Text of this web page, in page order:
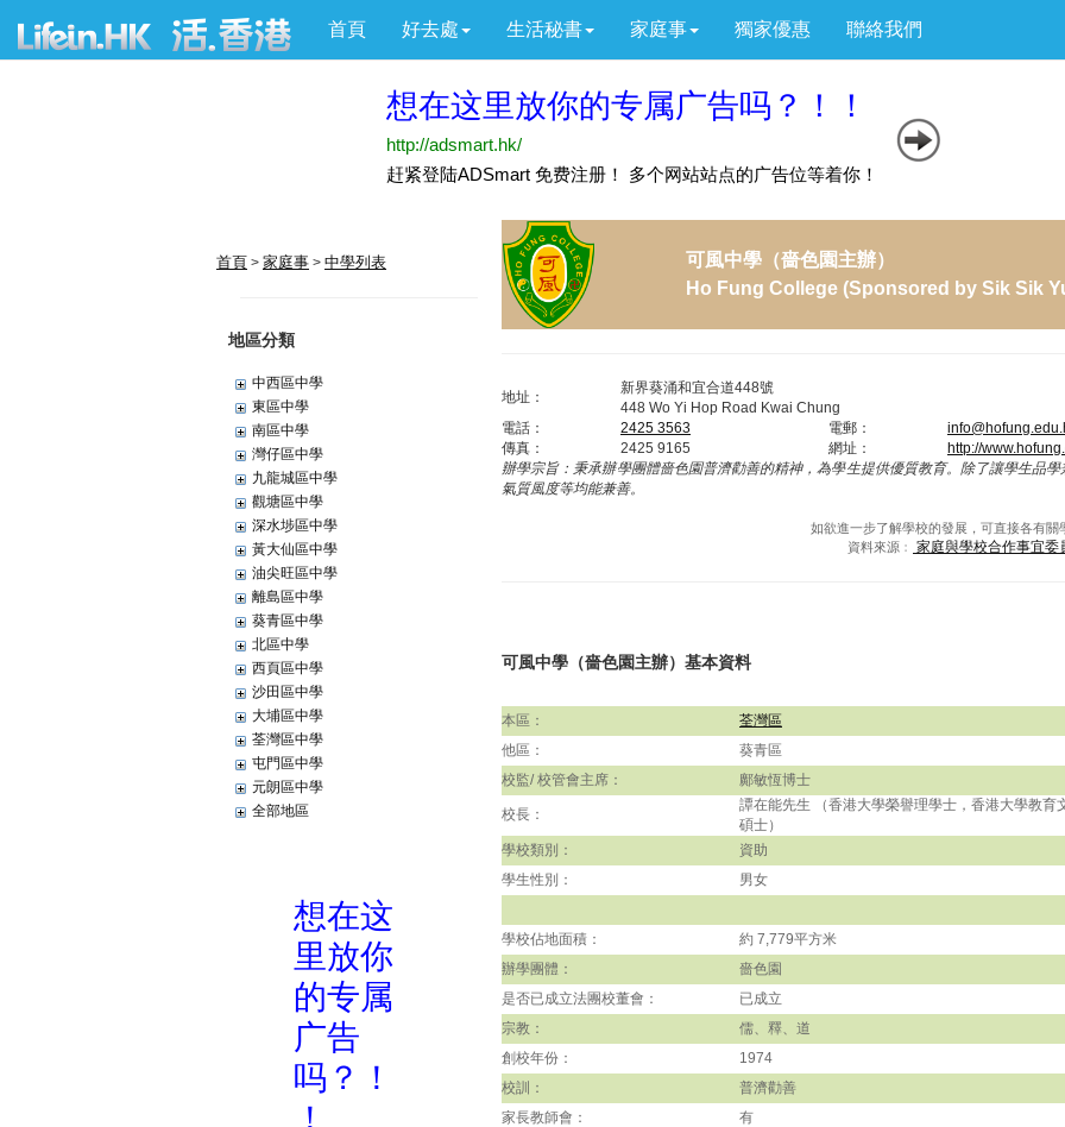
首頁 好去處 生活秘書 家庭事 獨家優惠 聯絡我們
首頁 > 家庭事 > 中學列表
地區分類
中西區中學
東區中學
南區中學
灣仔區中學
九龍城區中學
觀塘區中學
深水埗區中學
黃大仙區中學
油尖旺區中學
離島區中學
葵青區中學
北區中學
西頁區中學
沙田區中學
大埔區中學
荃灣區中學
屯門區中學
元朗區中學
全部地區
可風中學（嗇色園主辦）
Ho Fung College (Sponsored by Sik Sik
地址：
新界葵涌和宜合道448號
448 Wo Yi Hop Road Kwai Chung
電話：
2425 3563 電郵：
傳真：
2425 9165 網址：
http://
辦學宗旨： 秉承辦學團體嗇色園普濟勸善的精神，為學生提供優質教育。除了讓學生品
氣質風度等均能兼善。
如欲進一步了解學校的發展，可直接各有關
資料來源﹕
家庭與學校合作事宜委
可風中學（嗇色園主辦）基本資料
本區：
荃灣區
他區：
葵青區
校監/ 校管會主席：
鄺敏恆博士
校長：
譚在能先生 （香港大學榮譽理學士，香港大學教育
碩士）
學校類別：
資助
學生性別：
男女
學校佔地面積：
約 7,779平方米
辦學團體：
嗇色園
是否已成立法團校董會：
已成立
宗教：
儒、釋、道
創校年份：
1974
校訓：
普濟勸善
家長教師會：
有